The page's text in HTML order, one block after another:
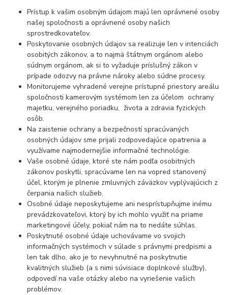
Prístup k vašim osobným údajom majú len oprávnené osoby
našej spoločnosti a oprávnené osoby našich
sprostredkovateľov.
Poskytovanie osobných údajov sa realizuje len v intenciách
osobitých zákonov, a to najmä štátnym orgánom alebo
súdnym orgánom, ak si to vyžaduje príslušný zákon v
prípade odozvy na právne nároky alebo súdne procesy.
Monitorujeme vyhradené verejne prístupné priestory areálu
spoločnosti kamerovým systémom len za účelom ochrany
majetku, verejného poriadku, života a zdravia fyzických
osôb.
Na zaistenie ochrany a bezpečností spracúvaných
osobných údajov sme prijali zodpovedajúce opatrenia a
využívame najmodernejšie informačné technológie.
Vaše osobné údaje, ktoré ste nám podľa osobitných
zákonov poskytli, spracúvame len na vopred stanovený
účel, ktorým je plnenie zmluvných záväzkov vyplývajúcich z
čerpania našich služieb.
Osobné údaje neposkytujeme ani nesprístupňujme inému
prevádzkovateľovi, ktorý by ich mohlo využiť na priame
marketingové účely, pokiaľ nám na to nedáte súhlas.
Poskytnuté osobné údaje uchovávame vo svojich
informačných systémoch v súlade s právnymi predpismi a
len tak dlho, ako je to nevyhnutné na poskytnutie
kvalitných služieb (a s nimi súvisiace doplnkové služby),
odpovedí na vaše otázky alebo na vyriešenie vašich
problémov.